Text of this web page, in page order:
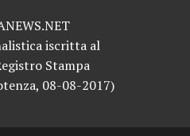
iscritta al
Stampa
08-08-2017)